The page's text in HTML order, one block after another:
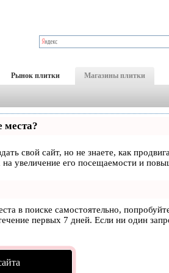
Рынок плитки Магазины плитки
места?
свой сайт, но не знаете, как
увеличение его посещаемости и
в поиске самостоятельно,
первых 7 дней. Если ни один